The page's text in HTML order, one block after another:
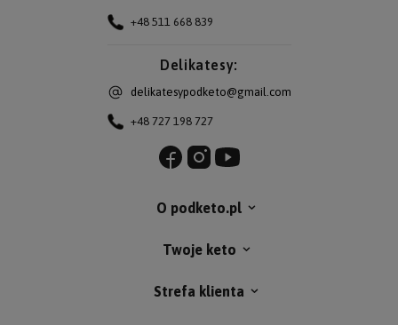
+48 511 668 839
Delikatesy:
delikatesypodketo@gmail.com
+48 727 198 727
O podketo.pl
Twoje keto
Strefa klienta